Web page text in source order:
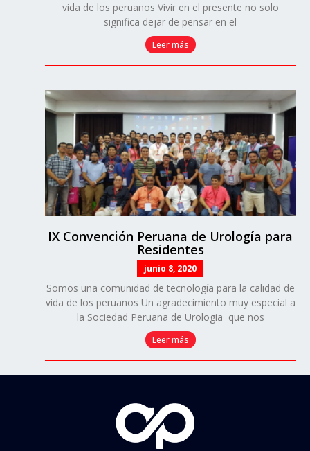
vida de los peruanos Vivir en el presente no solo
significa dejar de pensar en el
Leer más
IX Convención Peruana de Urología para
Residentes
junio 8, 2020
Somos una comunidad de tecnología para la calidad de
vida de los peruanos Un agradecimiento muy especial a
la Sociedad Peruana de Urologia que nos
Leer más